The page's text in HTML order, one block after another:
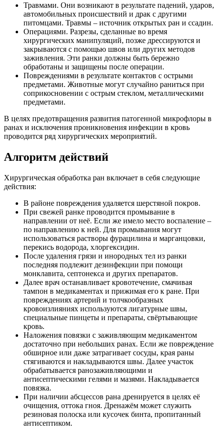
Травмами. Они возникают в результате падений, ударов,
автомобильных происшествий и драк с другими
питомцами. Травмы – источник открытых ран и ссадин.
Операциями. Разрезы, сделанные во время
хирургических манипуляций, позже дрессируются и
закрываются с помощью швов или других методов
заживления. Эти ранки должны быть бережно
обработаны и защищены после операции.
Повреждениями в результате контактов с острыми
предметами. Животные могут случайно раниться при
соприкосновении с острым стеклом, металлическими
предметами.
В целях предотвращения развития патогенной микрофлоры в
ранах и исключения проникновения инфекции в кровь
проводится ряд хирургических мероприятий.
Алгоритм действий
Хирургическая обработка ран включает в себя следующие
действия:
В районе повреждения удаляется шерстяной покров.
При свежей ранке проводится промывание в
направлении от неё. Если же имело место воспаление –
по направлению к ней. Для промывания могут
использоваться растворы фурацилина и марганцовки,
перекись водорода, хлоргексидин.
После удаления грязи и инородных тел из ранки
последняя подлежит дезинфекции при помощи
монклавита, септонекса и других препаратов.
Далее врач останавливает кровотечение, смачивая
тампон в медикаментах и прижимая его к ране. При
повреждениях артерий и толчкообразных
кровоизлияниях используются лигатурные швы,
специальные пинцеты и препараты, свёртывающие
кровь.
Наложения повязки с заживляющим медикаментом
достаточно при небольших ранах. Если же повреждение
обширное или даже затрагивает сосуды, края раны
стягиваются и накладываются швы. Далее участок
обрабатывается ранозаживляющими и
антисептическими гелями и мазями. Накладывается
повязка.
При наличии абсцессов рана дренируется в целях её
очищения, оттока гноя. Дренажём может служить
резиновая полоска или кусочек бинта, пропитанный
антисептиком.